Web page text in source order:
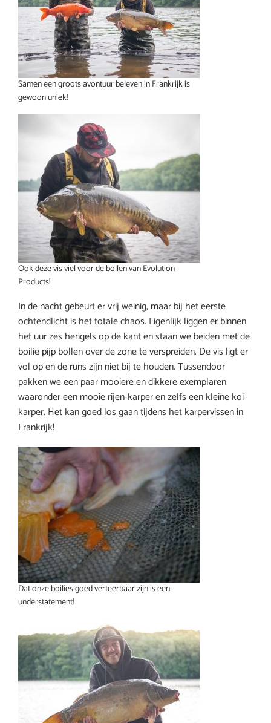
Samen een groots avontuur beleven in Frankrijk is
gewoon uniek!
Ook deze vis viel voor de bollen van Evolution
Products!
In de nacht gebeurt er vrij weinig, maar bij het eerste
ochtendlicht is het totale chaos. Eigenlijk liggen er binnen
het uur zes hengels op de kant en staan we beiden met de
boilie pijp bollen over de zone te verspreiden. De vis ligt er
vol op en de runs zijn niet bij te houden. Tussendoor
pakken we een paar mooiere en dikkere exemplaren
waaronder een mooie rijen-karper en zelfs een kleine koi-
karper. Het kan goed los gaan tijdens het karpervissen in
Frankrijk!
Dat onze boilies goed verteerbaar zijn is een
understatement!